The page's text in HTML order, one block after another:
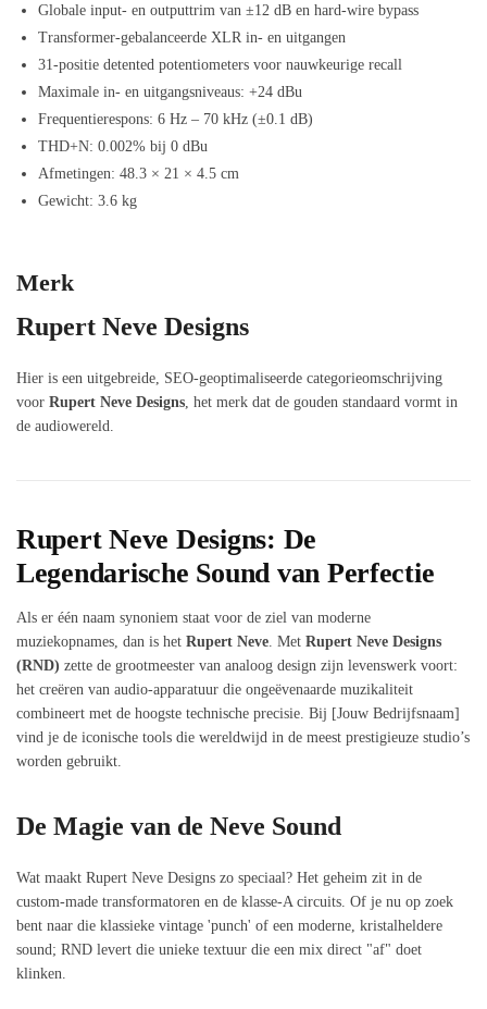
Globale input- en outputtrim van ±12 dB en hard-wire bypass
Transformer-gebalanceerde XLR in- en uitgangen
31-positie detented potentiometers voor nauwkeurige recall
Maximale in- en uitgangsniveaus: +24 dBu
Frequentierespons: 6 Hz – 70 kHz (±0.1 dB)
THD+N: 0.002% bij 0 dBu
Afmetingen: 48.3 × 21 × 4.5 cm
Gewicht: 3.6 kg
Merk
Rupert Neve Designs
Hier is een uitgebreide, SEO-geoptimaliseerde categorieomschrijving
voor Rupert Neve Designs , het merk dat de gouden standaard vormt in
de audiowereld.
Rupert Neve Designs: De
Legendarische Sound van Perfectie
Als er één naam synoniem staat voor de ziel van moderne
muziekopnames, dan is het Rupert Neve . Met Rupert Neve Designs
(RND) zette de grootmeester van analoog design zijn levenswerk voort:
het creëren van audio-apparatuur die ongeëvenaarde muzikaliteit
combineert met de hoogste technische precisie. Bij [Jouw Bedrijfsnaam]
vind je de iconische tools die wereldwijd in de meest prestigieuze studio’s
worden gebruikt.
De Magie van de Neve Sound
Wat maakt Rupert Neve Designs zo speciaal? Het geheim zit in de
custom-made transformatoren en de klasse-A circuits. Of je nu op zoek
bent naar die klassieke vintage 'punch' of een moderne, kristalheldere
sound; RND levert die unieke textuur die een mix direct "af" doet
klinken.